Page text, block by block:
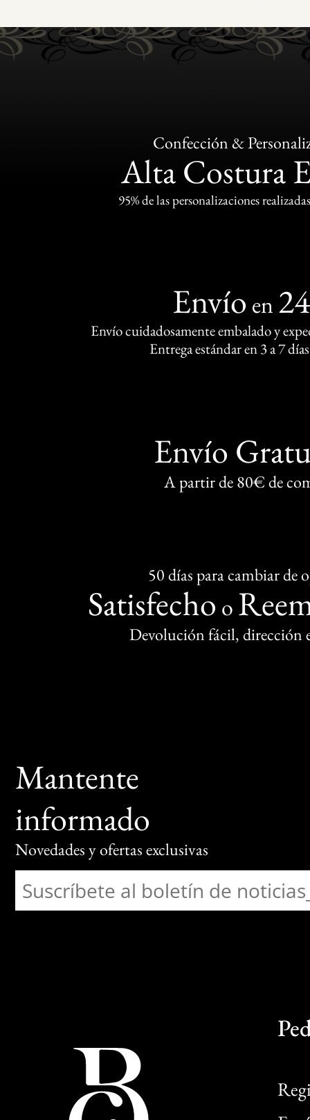
Confección &
Alta Costura
95% de las personalizaciones
Envío en
Envío cuidadosamente embalado y
Entrega estándar en 3 a 7
Envío
A partir de 80€ de
50 días para cambiar de
Satisfecho o
Devolución fácil, dirección
Mantente
informado
Novedades y ofertas exclusivas